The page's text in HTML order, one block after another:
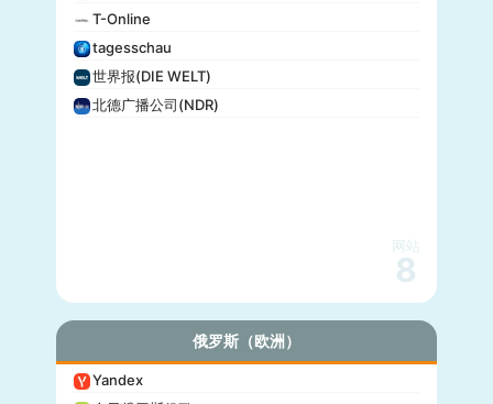
T-Online
tagesschau
世界报(DIE WELT)
北德广播公司(NDR)
网站
8
俄罗斯（欧洲）
Yandex